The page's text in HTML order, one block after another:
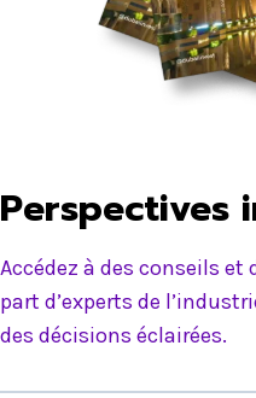
Perspectives
Accédez à des conseils
part d’experts de
des décisions éclairées.